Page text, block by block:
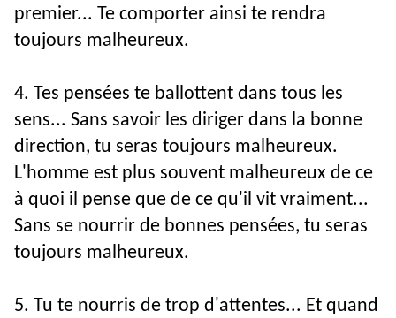
premier... Te comporter ainsi te rendra
toujours malheureux.
4. Tes pensées te ballottent dans tous les
sens... Sans savoir les diriger dans la bonne
direction, tu seras toujours malheureux.
L'homme est plus souvent malheureux de ce
à quoi il pense que de ce qu'il vit vraiment...
Sans se nourrir de bonnes pensées, tu seras
toujours malheureux.
5. Tu te nourris de trop d'attentes... Et quand